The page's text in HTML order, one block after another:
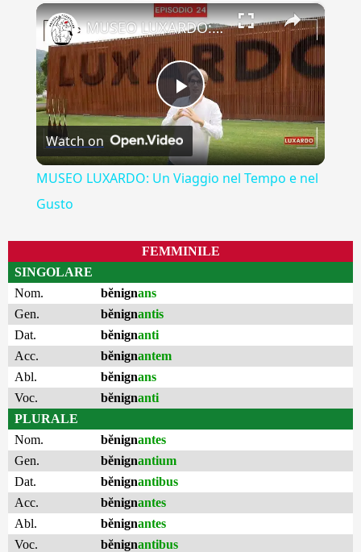
Fullscreen ×
Play
Video
MUSEO LUXARDO: Un Viaggio nel Tempo e nel Gusto
Watch on
MUSEO LUXARDO: Un Viaggio nel Tempo e nel
Gusto
FEMMINILE
SINGOLARE
Nom.
bĕnignans
Gen.
bĕnignantis
Dat.
bĕnignanti
Acc.
bĕnignantem
Abl.
bĕnignans
Voc.
bĕnignanti
PLURALE
Nom.
bĕnignantes
Gen.
bĕnignantium
Dat.
bĕnignantibus
Acc.
bĕnignantes
Abl.
bĕnignantes
Voc.
bĕnignantibus